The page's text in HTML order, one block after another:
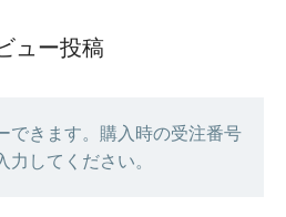
ュー投稿
できます。購入時の受注番号
力してください。